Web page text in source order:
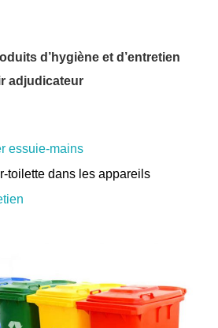
d’hygiène et d’entretien
adjudicateur
essuie-mains
toilette dans les appareils